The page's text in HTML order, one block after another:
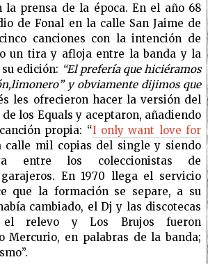
la prensa de la época. En el año 68
de Fonal en la calle San Jaime de
canciones con la intención de
un tira y afloja entre la banda y la
edición: “El prefería que hiciéramos
y obviamente dijimos que
les ofrecieron hacer la versión del
de los Equals y aceptaron, añadiendo
propia: “I only want love for
calle mil copias del single y siendo
entre los coleccionistas de
En 1970 llega el servicio
que la formación se separe, a su
cambiado, el Dj y las discotecas
el relevo yLos Brujos fueron
Mercurio, en palabras de la banda;